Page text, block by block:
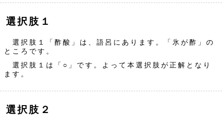
選択肢１
選択肢１「酢酸」は、語呂にあります。「氷が酢」の
ところです。
選択肢１は「○」です。よって本選択肢が正解となり
ます。
選択肢２